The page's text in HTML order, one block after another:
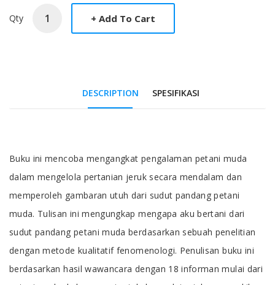
Qty
DESCRIPTION SPESIFIKASI
Tab Article
Buku ini mencoba mengangkat pengalaman petani muda
dalam mengelola pertanian jeruk secara mendalam dan
memperoleh gambaran utuh dari sudut pandang petani
muda. Tulisan ini mengungkap mengapa aku bertani dari
sudut pandang petani muda berdasarkan sebuah penelitian
dengan metode kualitatif fenomenologi. Penulisan buku ini
berdasarkan hasil wawancara dengan 18 informan mulai dari